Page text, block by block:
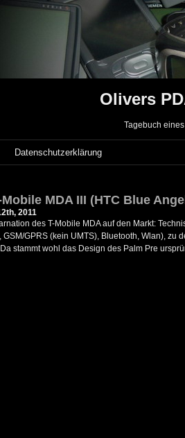
Olivers
Tagebuch
Datenschutzerklärung
Mobile MDA III (HTC Blue
2011
des T-Mobile MDA auf den Markt:
GSM/GPRS (kein UMTS), Bluetooth, Wlan),
stammt wohl das Design des Palm Pre